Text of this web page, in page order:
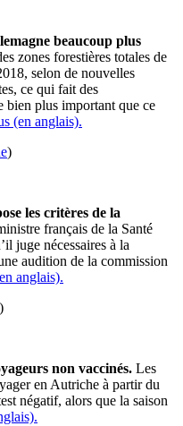
beaucoup plus
zones forestières totales de
selon de nouvelles
ce qui fait des
bien plus important que ce
(en anglais).
)
les critères de la
français de la Santé
juge nécessaires à la
audition de la commission
anglais).
)
non vaccinés. Les
en Autriche à partir du
négatif, alors que la saison